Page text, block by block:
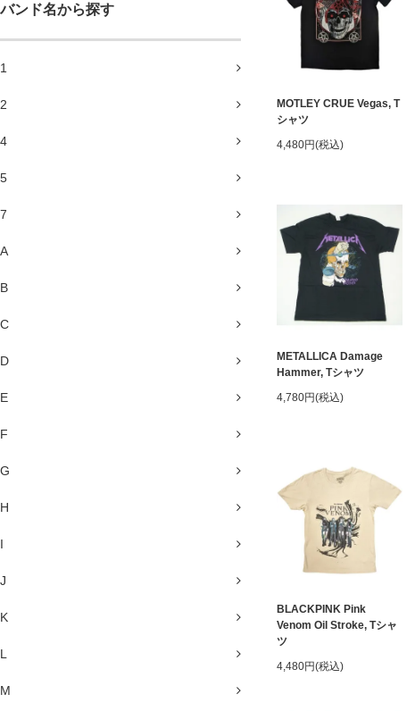
バンド名から探す
1
2
4
5
7
A
B
C
D
E
F
G
H
I
J
K
L
M
MOTLEY CRUE Vegas, T
シャツ
4,480円(税込)
METALLICA Damage
Hammer, Tシャツ
4,780円(税込)
BLACKPINK Pink
Venom Oil Stroke, Tシャ
ツ
4,480円(税込)